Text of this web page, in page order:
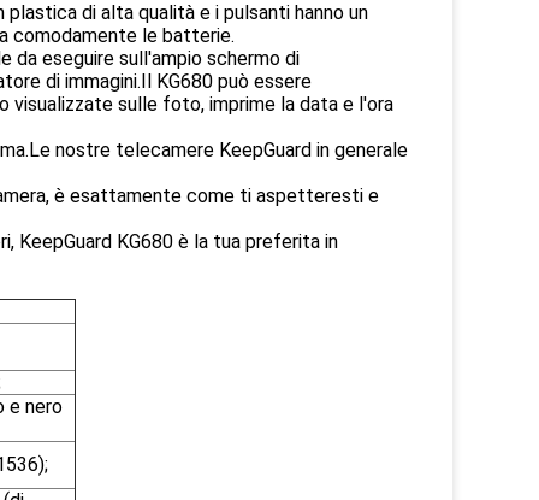
di alta qualità e i pulsanti hanno un
comodamente le batterie.
da eseguire sull'ampio schermo di
di immagini.Il KG680 può essere
visualizzate sulle foto, imprime la data e l'ora
nostre telecamere KeepGuard in generale
è esattamente come ti aspetteresti e
KG680 è la tua preferita in
e nero